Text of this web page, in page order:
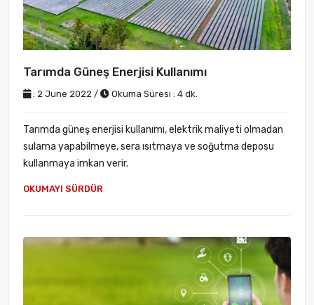
Tarımda Güneş Enerjisi Kullanımı
: 2 June 2022 / Okuma Süresi : 4 dk.
Tarımda güneş enerjisi kullanımı, elektrik maliyeti olmadan
sulama yapabilmeye, sera ısıtmaya ve soğutma deposu
kullanmaya imkan verir.
OKUMAYI SÜRDÜR